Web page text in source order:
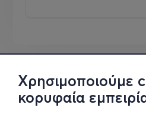
Χρησιμοποιούμε
κορυφαία